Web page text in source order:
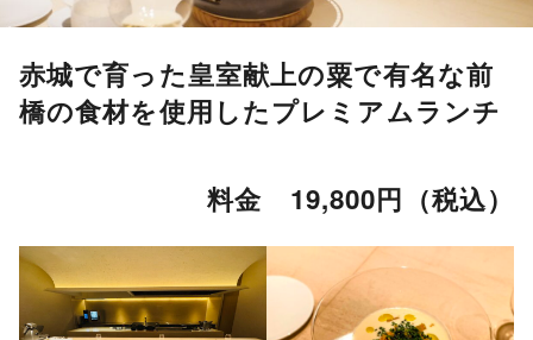
赤城で育った皇室献上の粟で有名な前
橋の食材を使用したプレミアムランチ
料金 19,800円（税込）